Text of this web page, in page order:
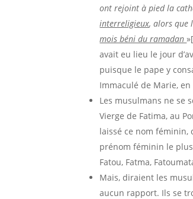
ont rejoint à pied la
interreligieux, alors que
mois béni du ramadan
avait eu lieu le jour
puisque le pape y
Immaculé de Marie,
Les musulmans ne se
Vierge de Fatima, au
laissé ce nom
prénom féminin le
Fatou, Fatma,
Mais, diraient les
aucun rapport. Ils se